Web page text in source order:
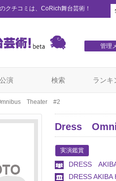
クチコミは、CoRich舞台芸術！
管理
公演 検索 ランキ
Theater #2
Dress
実演鑑賞
DRESS
DRESS AKIBA